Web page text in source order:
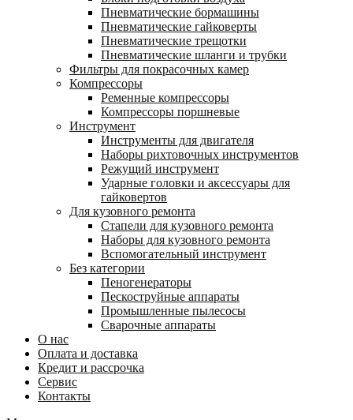
Пневматические бормашины
Пневматические гайковерты
Пневматические трещотки
Пневматические шланги и трубки
Фильтры для покрасочных камер
Компрессоры
Ременные компрессоры
Компрессоры поршневые
Инструмент
Инструменты для двигателя
Наборы рихтовочных инструментов
Режущий инструмент
Ударные головки и аксессуары для
гайковертов
Для кузовного ремонта
Стапели для кузовного ремонта
Наборы для кузовного ремонта
Вспомогательный инструмент
Без категории
Пеногенераторы
Пескоструйные аппараты
Промышленные пылесосы
Сварочные аппараты
О нас
Оплата и доставка
Кредит и рассрочка
Сервис
Контакты